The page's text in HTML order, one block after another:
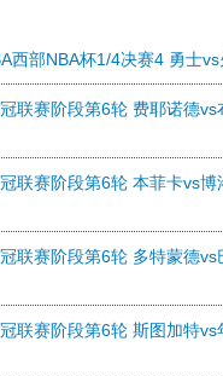
西部NBA杯1/4决赛4 勇士
联赛阶段第6轮 费耶诺德vs
联赛阶段第6轮 本菲卡vs博
联赛阶段第6轮 多特蒙德vs
联赛阶段第6轮 斯图加特vs